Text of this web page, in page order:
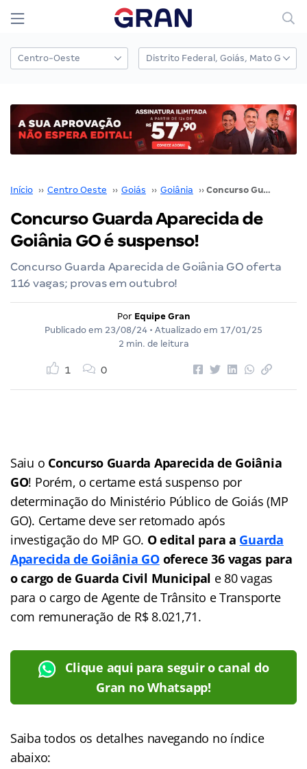
Início ›› Centro Oeste ›› Goiás ›› Goiânia ›› Concurso Guarda Aparecida de Goiânia GO é suspenso!
Concurso Guarda Aparecida de
Goiânia GO é suspenso!
Concurso Guarda Aparecida de Goiânia GO oferta
116 vagas; provas em outubro!
Por Equipe Gran
Publicado em 23/08/24 • Atualizado em 17/01/25
2 min. de leitura
1 0
Saiu o Concurso Guarda Aparecida de Goiânia
GO! Porém, o certame está suspenso por
determinação do Ministério Público de Goiás (MP
GO). Certame deve ser retomado após
investigação do MP GO. O edital para a Guarda
Aparecida de Goiânia GOoferece 36 vagas para
o cargo de Guarda Civil Municipal e 80 vagas
para o cargo de Agente de Trânsito e Transporte
com remuneração de R$ 8.021,71.
Clique aqui para seguir o canal do
Gran no Whatsapp!
Saiba todos os detalhes navegando no índice
abaixo: